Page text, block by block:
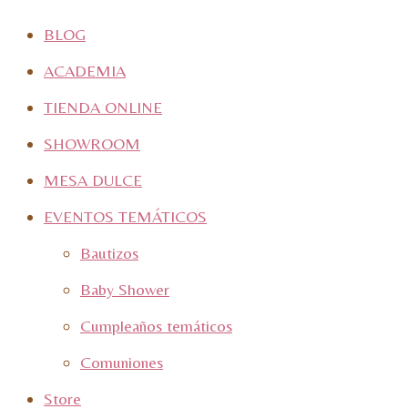
BLOG
ACADEMIA
TIENDA ONLINE
SHOWROOM
MESA DULCE
EVENTOS TEMÁTICOS
Bautizos
Baby Shower
Cumpleaños temáticos
Comuniones
Store